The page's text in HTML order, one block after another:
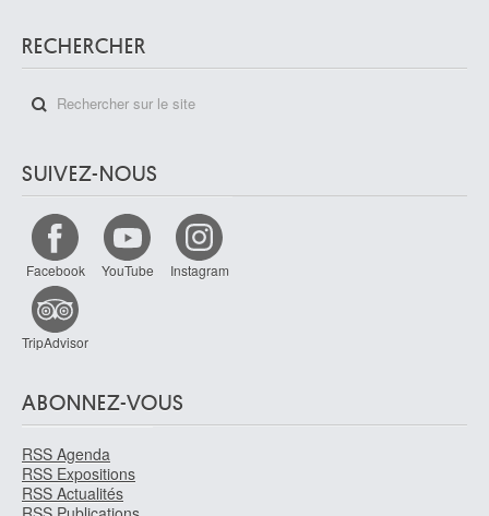
RECHERCHER
SUIVEZ-NOUS
Facebook YouTube Instagram
TripAdvisor
ABONNEZ-VOUS
RSS Agenda
RSS Expositions
RSS Actualités